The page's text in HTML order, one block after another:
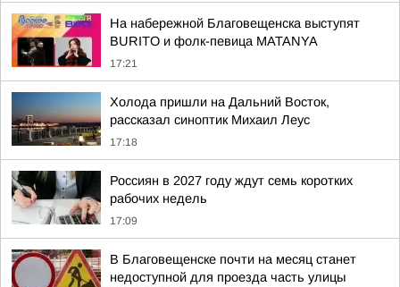
На набережной Благовещенска выступят
BURITO и фолк-певица MATANYA
17:21
Холода пришли на Дальний Восток,
рассказал синоптик Михаил Леус
17:18
Россиян в 2027 году ждут семь коротких
рабочих недель
17:09
В Благовещенске почти на месяц станет
недоступной для проезда часть улицы